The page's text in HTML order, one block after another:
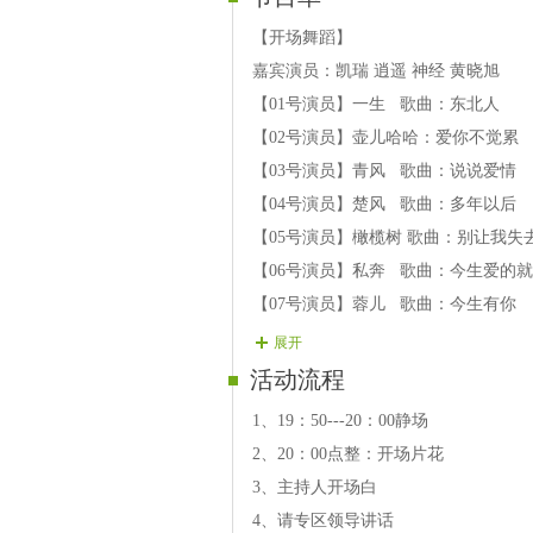
【开场舞蹈】
嘉宾演员：凯瑞 逍遥 神经 黄晓旭
【01号演员】一生 歌曲：东北人
【02号演员】壶儿哈哈：爱你不觉累
【03号演员】青风 歌曲：说说爱情
【04号演员】楚风 歌曲：多年以后
【05号演员】橄榄树 歌曲：别让我失
【06号演员】私奔 歌曲：今生爱的
【07号演员】蓉儿 歌曲：今生有你
【08号演员】玫瑰 歌曲：我是否也在
【09号演员】雨点 歌曲：想你想到心
展开
活动流程
1、19：50---20：00静场
2、20：00点整：开场片花
3、主持人开场白
4、请专区领导讲话